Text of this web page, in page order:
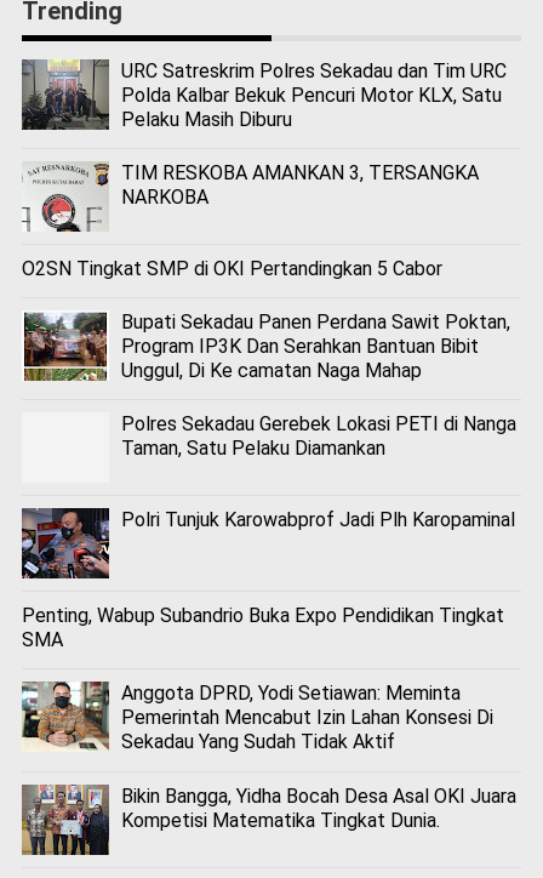
Trending
URC Satreskrim Polres Sekadau dan Tim URC
Polda Kalbar Bekuk Pencuri Motor KLX, Satu
Pelaku Masih Diburu
TIM RESKOBA AMANKAN 3, TERSANGKA
NARKOBA
O2SN Tingkat SMP di OKI Pertandingkan 5 Cabor
Bupati Sekadau Panen Perdana Sawit Poktan,
Program IP3K Dan Serahkan Bantuan Bibit
Unggul, Di Ke camatan Naga Mahap
Polres Sekadau Gerebek Lokasi PETI di Nanga
Taman, Satu Pelaku Diamankan
Polri Tunjuk Karowabprof Jadi Plh Karopaminal
Penting, Wabup Subandrio Buka Expo Pendidikan Tingkat
SMA
Anggota DPRD, Yodi Setiawan: Meminta
Pemerintah Mencabut Izin Lahan Konsesi Di
Sekadau Yang Sudah Tidak Aktif
Bikin Bangga, Yidha Bocah Desa Asal OKI Juara
Kompetisi Matematika Tingkat Dunia.